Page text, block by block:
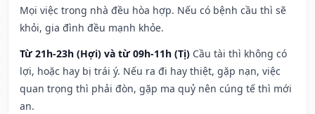
Mọi việc trong nhà đều hòa hợp. Nếu có bệnh cầu thì sẽ
khỏi, gia đình đều mạnh khỏe.
Từ 21h-23h (Hợi) và từ 09h-11h (Tị) Cầu tài thì không có
lợi, hoặc hay bị trái ý. Nếu ra đi hay thiệt, gặp nạn, việc
quan trọng thì phải đòn, gặp ma quỷ nên cúng tế thì mới
an.